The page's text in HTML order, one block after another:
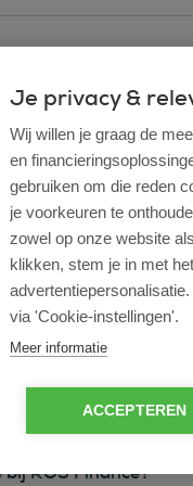
ondernemer?
operational lease?
ROS Finance?
Je privacy &
Wij willen je graag de
en
gebruiken om die reden
je voorkeuren te
zowel op onze website
klikken, stem je in met
via 'Cookie-instellingen'.
Meer informatie
ACCEPTEREN